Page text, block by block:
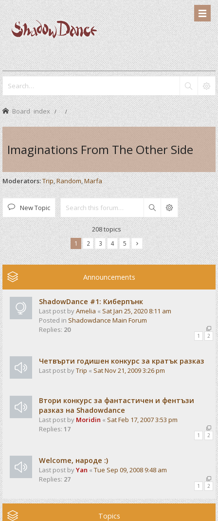
Board index
Imaginations From The Other Side
Moderators:Trip,Random,Marfa
New Topic Search
208 topics
1 2 3 4 5
Announcements
ShadowDance #1: Киберпънк
Last post byAmelia « Sat Jan 25, 2020 8:11 am
Posted in Shadowdance Main Forum
Replies: 20
1 2
Четвърти годишен конкурс за кратък разказ
Last post byTrip « Sat Nov 21, 2009 3:26 pm
Втори конкурс за фантастичен и фентъзи
разказ на Shadowdance
Last post by Moridin « Sat Feb 17, 2007 3:53 pm
Replies: 17
1 2
Welcome, народе :)
Last post byYan « Tue Sep 09, 2008 9:48 am
Replies: 27
1 2
Topics